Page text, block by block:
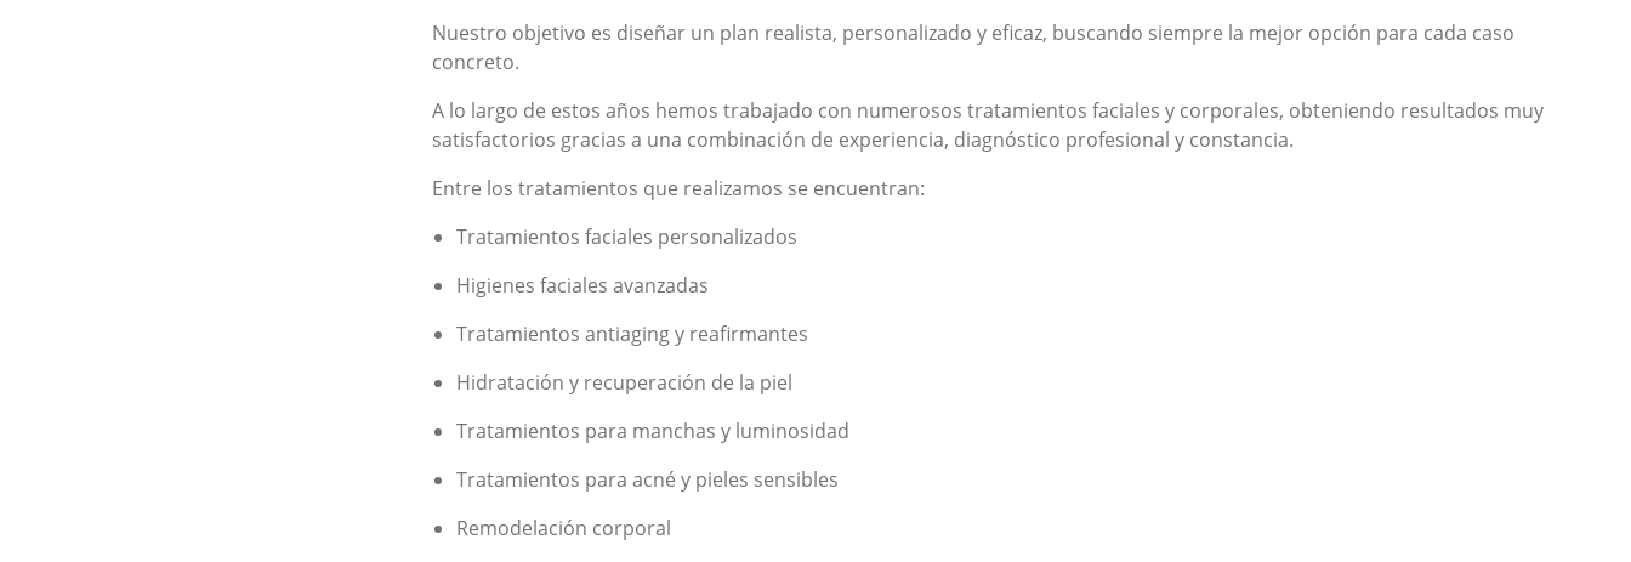
Nuestro objetivo es diseñar un plan realista, personalizado y eficaz, buscando siempre la mejor opción para cada caso
concreto.
A lo largo de estos años hemos trabajado con numerosos tratamientos faciales y corporales, obteniendo resultados muy
satisfactorios gracias a una combinación de experiencia, diagnóstico profesional y constancia.
Entre los tratamientos que realizamos se encuentran:
Tratamientos faciales personalizados
Higienes faciales avanzadas
Tratamientos antiaging y reafirmantes
Hidratación y recuperación de la piel
Tratamientos para manchas y luminosidad
Tratamientos para acné y pieles sensibles
Remodelación corporal